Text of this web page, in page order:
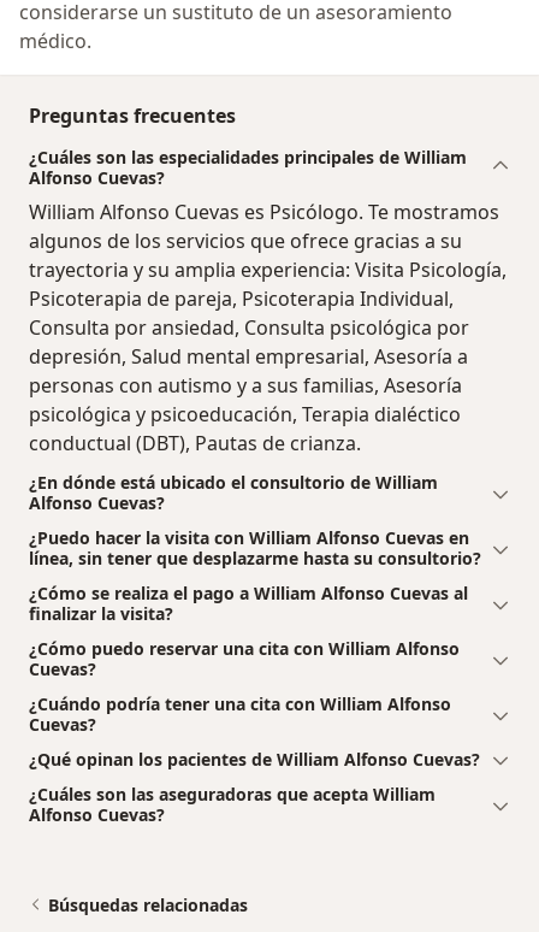
considerarse un sustituto de un asesoramiento
médico.
Preguntas frecuentes
¿Cuáles son las especialidades principales de William
Alfonso Cuevas?
William Alfonso Cuevas es Psicólogo. Te mostramos
algunos de los servicios que ofrece gracias a su
trayectoria y su amplia experiencia: Visita Psicología,
Psicoterapia de pareja, Psicoterapia Individual,
Consulta por ansiedad, Consulta psicológica por
depresión, Salud mental empresarial, Asesoría a
personas con autismo y a sus familias, Asesoría
psicológica y psicoeducación, Terapia dialéctico
conductual (DBT), Pautas de crianza.
¿En dónde está ubicado el consultorio de William
Alfonso Cuevas?
¿Puedo hacer la visita con William Alfonso Cuevas en
línea, sin tener que desplazarme hasta su consultorio?
¿Cómo se realiza el pago a William Alfonso Cuevas al
finalizar la visita?
¿Cómo puedo reservar una cita con William Alfonso
Cuevas?
¿Cuándo podría tener una cita con William Alfonso
Cuevas?
¿Qué opinan los pacientes de William Alfonso Cuevas?
¿Cuáles son las aseguradoras que acepta William
Alfonso Cuevas?
Búsquedas relacionadas